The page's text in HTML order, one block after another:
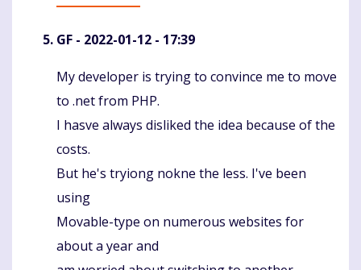
GF - 2022-01-12 - 17:39
Komentaras
My developer is trying to convince me to move
to .net from PHP.
I hasve always disliked the idea because of the
costs.
But he's tryiong nokne the less. I've been
using
Movable-type on numerous websites for
about a year and